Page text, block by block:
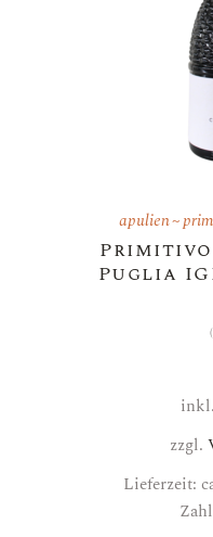
apulien
Primitivo
Puglia
(
zzgl.
Lieferzeit: